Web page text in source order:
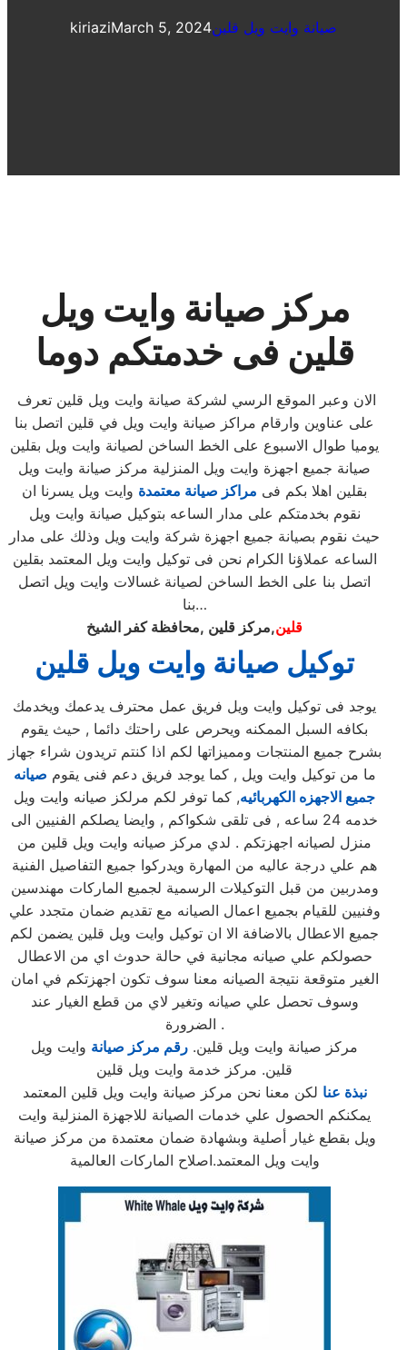
kiriaziMarch 5, 2024صيانة وايت ويل قلين
مركز صيانة وايت ويل
قلين فى خدمتكم دوما
على عناوين وارقام مراكز صيانة وايت ويل في قلين اتصل بنا
يوميا طوال الاسبوع على الخط الساخن لصيانة وايت ويل بقلين
صيانة جميع اجهزة وايت ويل المنزلية مركز صيانة وايت ويل
بقلين اهلا بكم فى مراكز صيانة معتمدة وايت ويل يسرنا ان
نقوم بخدمتكم على مدار الساعه بتوكيل صيانة وايت ويل
حيث نقوم بصيانة جميع اجهزة شركة وايت ويل وذلك على مدار
الساعه عملاؤنا الكرام نحن فى توكيل وايت ويل المعتمد بقلين
اتصل بنا على الخط الساخن لصيانة غسالات وايت ويل اتصل
بنا…
قلين,مركز قلين ,محافظة كفر الشيخ
توكيل صيانة وايت ويل قلين
يوجد فى توكيل وايت ويل فريق عمل محترف يدعمك ويخدمك
بكافه السبل الممكنه ويحرص على راحتك دائما , حيث يقوم
بشرح جميع المنتجات ومميزاتها لكم اذا كنتم تريدون شراء جهاز
ما من توكيل وايت ويل , كما يوجد فريق دعم فنى يقوم صيانه
جميع الاجهزه الكهربائيه, كما توفر لكم مرلكز صيانه وايت ويل
خدمه 24 ساعه , فى تلقى شكواكم , وايضا يصلكم الفنيين الى
منزل لصيانه اجهزتكم . لدي مركز صيانه وايت ويل قلين من
هم علي درجة عاليه من المهارة ويدركوا جميع التفاصيل الفنية
ومدربين من قبل التوكيلات الرسمية لجميع الماركات مهندسين
وفنيين للقيام بجميع اعمال الصيانه مع تقديم ضمان متجدد علي
جميع الاعطال بالاضافة الا ان توكيل وايت ويل قلين يضمن لكم
حصولكم علي صيانه مجانية في حالة حدوث اي من الاعطال
الغير متوقعة نتيجة الصيانه معنا سوف تكون اجهزتكم في امان
وسوف تحصل علي صيانه وتغير لاي من قطع الغيار عند
الضرورة .
مركز صيانة وايت ويل قلين. رقم مركز صيانة وايت ويل
قلين. مركز خدمة وايت ويل قلين
نبذة عنا لكن معنا نحن مركز صيانة وايت ويل قلين المعتمد
يمكنكم الحصول علي خدمات الصيانة للاجهزة المنزلية وايت
ويل بقطع غيار أصلية وبشهادة ضمان معتمدة من مركز صيانة
وايت ويل المعتمد.اصلاح الماركات العالمية